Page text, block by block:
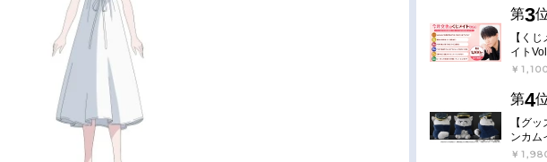
第3
【く
イト
馴染、
￥1,100
第4
【グ
ンカム
コット
￥